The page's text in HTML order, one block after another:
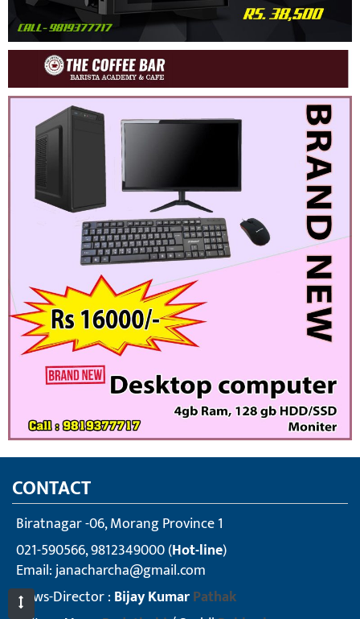
CONTACT
Biratnagar -06, Morang Province 1
021-590566, 9812349000 (Hot-line)
Email:janacharcha@gmail.com
News-Director : Bijay KumarPathak